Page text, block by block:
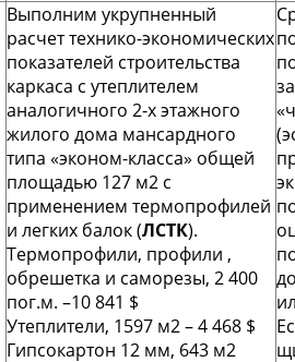
Выполним укрупненный
расчет технико-экономических
показателей строительства
каркаса с утеплителем
аналогичного 2-х этажного
жилого дома мансардного
типа «эконом-класса» общей
площадью 127 м2 с
применением термопрофилей
и легких балок (ЛСТК).
Термопрофили, профили ,
обрешетка и саморезы, 2 400
пог.м. –10 841 $
Утеплители, 1597 м2 – 4 468 $
Гипсокартон 12 мм, 643 м2